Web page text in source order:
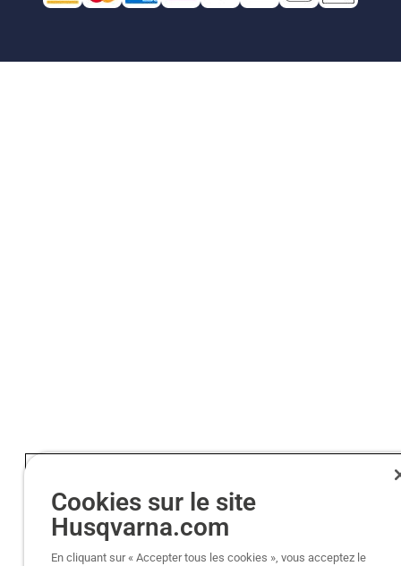
Cookies sur le site
Husqvarna.com
En cliquant sur « Accepter tous les cookies », vous acceptez le